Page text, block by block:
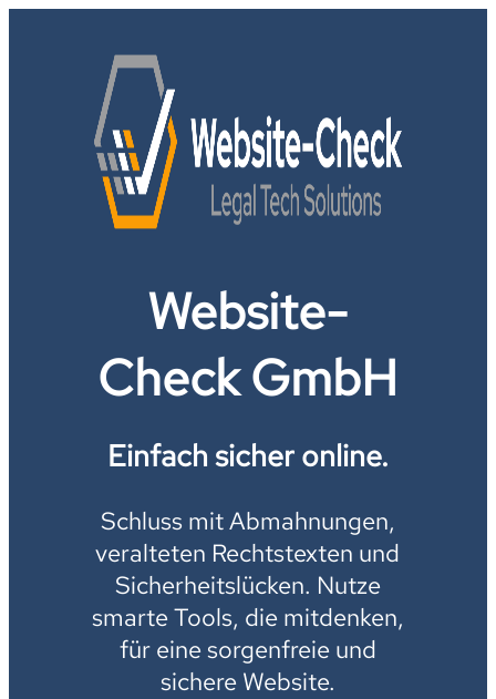
Website-
Check GmbH
Einfach sicher online.
Schluss mit Abmahnungen,
veralteten Rechtstexten und
Sicherheitslücken. Nutze
smarte Tools, die mitdenken,
für eine sorgenfreie und
sichere Website.